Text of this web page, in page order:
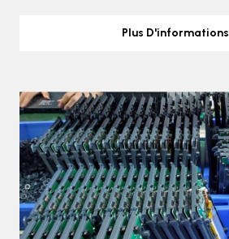
Plus D'informations